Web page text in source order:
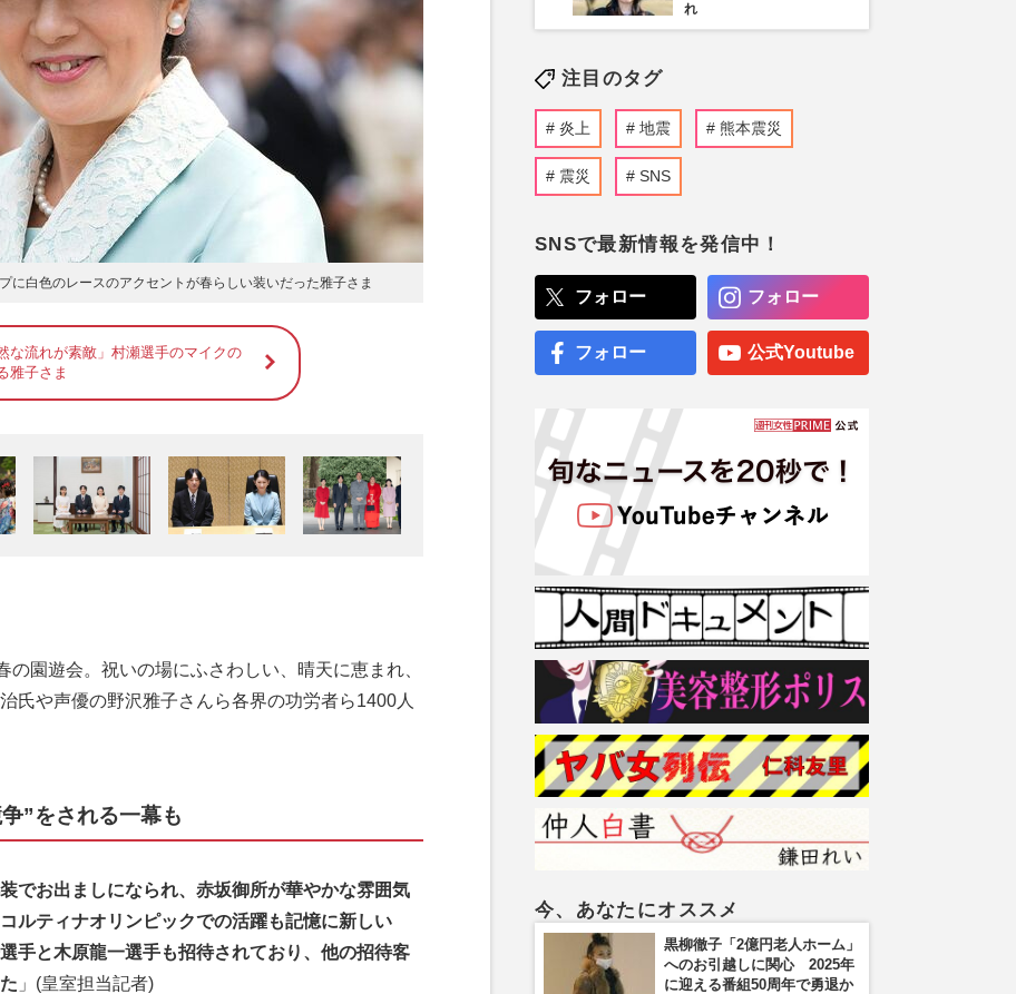
に白色のレースのアクセントが春らしい装いだった雅子さま
な流れが素敵」村瀬選手のマイクの
雅子さま
園遊会。祝いの場にふさわしい、晴天に恵まれ、
氏や声優の野沢雅子さんら各界の功労者ら1400人
”をされる一幕も
でお出ましになられ、赤坂御所が華やかな雰囲気
ルティナオリンピックでの活躍も記憶に新しい
手と木原龍一選手も招待されており、他の招待客
」(皇室担当記者)
れ
注目のタグ
炎上 地震 熊本震災
震災 SNS
SNSで最新情報を発信中！
フォロー フォロー
フォロー 公式Youtube
今、あなたにオススメ
黒柳徹子「2億円老人ホーム」
へのお引越しに関心 2025年
に迎える番組50周年で勇退か